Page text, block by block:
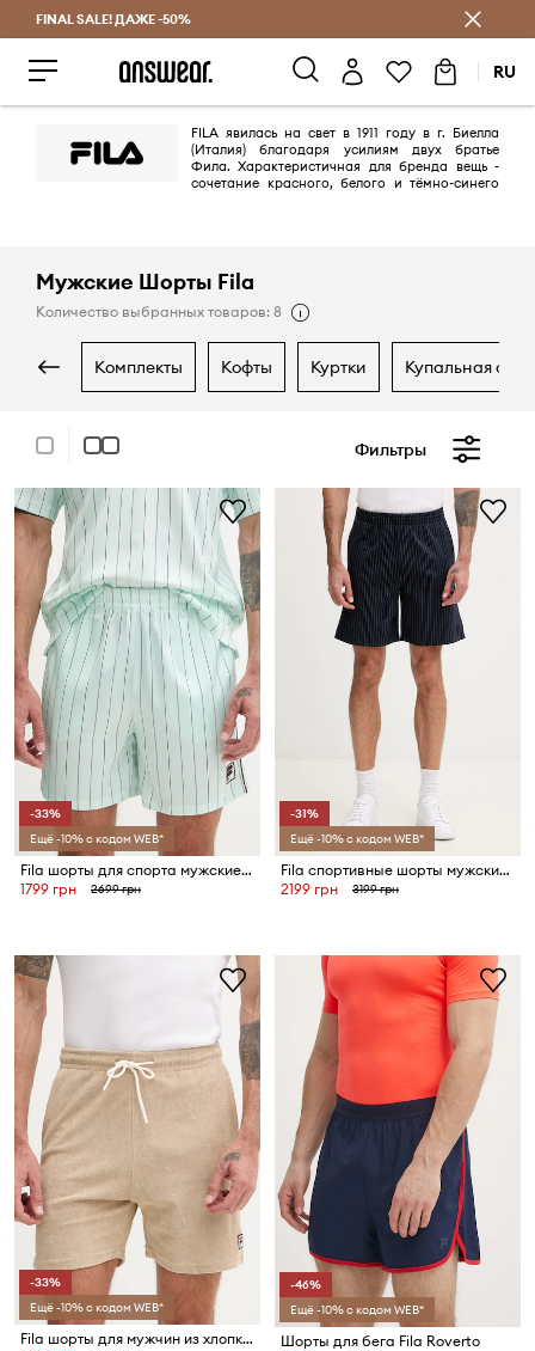
FINAL SALE! ДАЖЕ -50%
RU
FILA явилась на свет в 1911 году в г. Биелла
(Италия) благодаря усилиям двух братье
Фила. Характеристичная для бренда вещь -
сочетание красного, белого и тёмно-синего
Мужские Шорты Fila
Количество выбранных товаров: 8
комплекты кофты куртки купальная
Фильтры
-33%
Ещё -10% с кодом WEB*
Fila шорты для спорта мужские COVERCIANO
1799 грн
2699 грн
-31%
Ещё -10% с кодом WEB*
Fila спортивные шорты мужские с вискозой LUCCA
2199 грн
3199 грн
-33%
Ещё -10% с кодом WEB*
Fila шорты для мужчин из хлопка EMPOLI
-46%
Ещё -10% с кодом WEB*
Шорты для бега Fila Roverto